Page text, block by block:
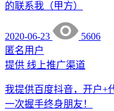
的联系我（甲方）
2020-06-23
5606
匿名用户
提供 线上推广渠道
我提供百度抖音，开户+
一次握手终身朋友！